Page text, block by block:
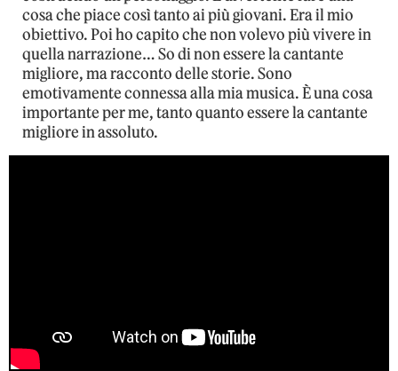
cosa che piace così tanto ai più giovani. Era il mio
obiettivo. Poi ho capito che non volevo più vivere in
quella narrazione… So di non essere la cantante
migliore, ma racconto delle storie. Sono
emotivamente connessa alla mia musica. È una cosa
importante per me, tanto quanto essere la cantante
migliore in assoluto.